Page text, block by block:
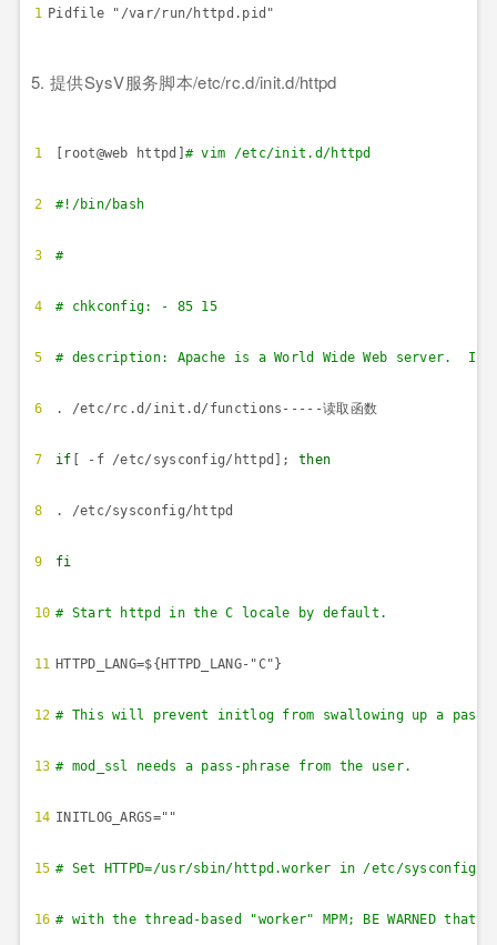
1 Pidfile "/var/run/httpd.pid"
5. 提供SysV服务脚本/etc/rc.d/init.d/httpd
1
2
3
4
5
6
7
8
9
10
11
12
13
14
15
16
[root@web httpd] # vim /etc/init.d/httpd
#!/bin/bash
#
# chkconfig: - 85 15
# description: Apache is a World Wide Web server.
. /etc/rc.d/init.d/functions-----读取函数
if [ -f /etc/sysconfig/httpd];then
. /etc/sysconfig/httpd
fi
# Start httpd in the C locale by default.
HTTPD_LANG=${HTTPD_LANG-"C"}
# This will prevent initlog from swallowing up a pass-
# mod_ssl needs a pass-phrase from the user.
INITLOG_ARGS=""
# Set HTTPD=/usr/sbin/httpd.worker in /etc/sysconfig/
# with the thread-based "worker" MPM; BE WARNED that